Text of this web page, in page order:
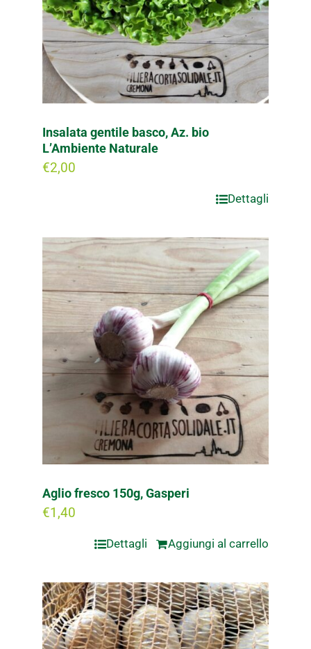
Insalata gentile basco, Az. bio
L’Ambiente Naturale
€2,00
Dettagli
Aglio fresco 150g, Gasperi
€1,40
Aggiungi al carrello
Dettagli